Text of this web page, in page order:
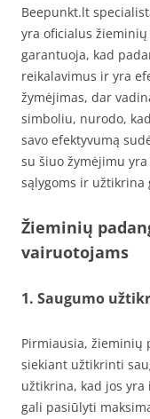
Beepunkt.lt
yra oficialus
garantuoja, kad
reikalavimus ir yra
žymėjimas, dar
simboliu, nurodo,
savo efektyvumą
su šiuo žymėjimu
sąlygoms ir užtikrina
Žieminių
vairuotojams
1. Saugumo
Pirmiausia, žieminių
siekiant užtikrinti
užtikrina, kad jos
gali pasiūlyti